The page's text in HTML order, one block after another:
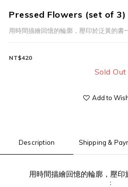
Pressed Flowers (set of 3)
用時間描繪回憶的輪廓，壓印於泛黃的書
NT$420
Sold Out
Add to
Description Shipping &
用時間描繪回憶的輪廓，壓印
：